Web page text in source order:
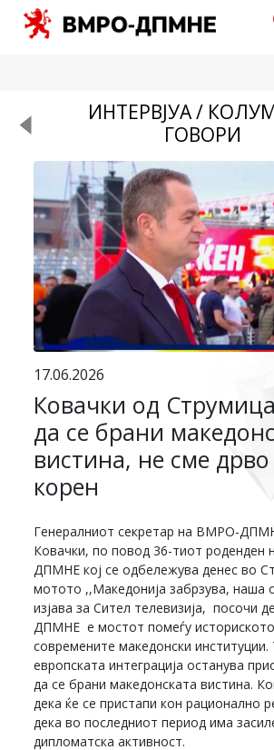
ИНТЕРВЈУА /
ГОВОРИ
17.06.2026
Ковачки од
да се брани
вистина, не сме дрво
корен
Генералниот секретар на ВМРО-
Ковачки, по повод 36-тиот
ДПМНЕ кој се одбележува денес во
мотото ,,Македонија забрзува, наша
изјава за Сител телевизија, посочи
ДПМНЕ е мостот помеѓу
современите македонски институции.
европската интеграција останува
да се брани македонската вистина.
дека ќе се пристапи кон рационално
дека во последниот период има
дипломатска активност.